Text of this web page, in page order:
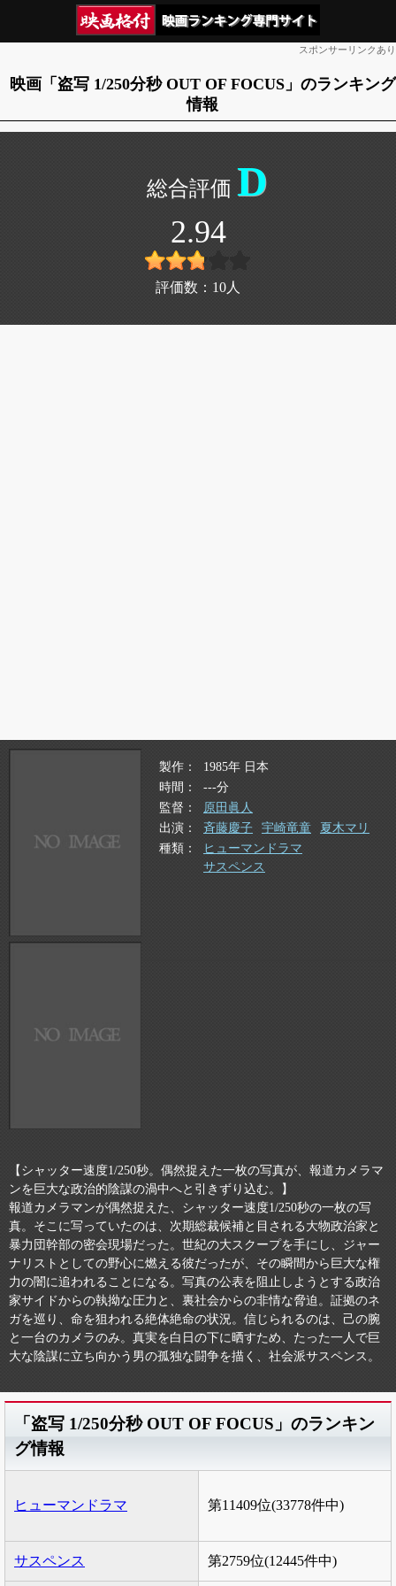
スポンサーリンクあり
映画「盗写 1/250分秒 OUT OF FOCUS」のランキング
情報
D
2.94
評価数： 10 人
製作
1985年 日本
時間
---分
監督
原田眞人
出演
斉藤慶子 宇崎竜童
夏木マリ
種類
ヒューマンドラマ
サスペンス
【シャッター速度1/250秒。偶然捉えた一枚の写真が、報道カメラマ
ンを巨大な政治的陰謀の渦中へと引きずり込む。】
報道カメラマンが偶然捉えた、シャッター速度1/250秒の一枚の写
真。そこに写っていたのは、次期総裁候補と目される大物政治家と
暴力団幹部の密会現場だった。世紀の大スクープを手にし、ジャー
ナリストとしての野心に燃える彼だったが、その瞬間から巨大な権
力の闇に追われることになる。写真の公表を阻止しようとする政治
家サイドからの執拗な圧力と、裏社会からの非情な脅迫。証拠のネ
ガを巡り、命を狙われる絶体絶命の状況。信じられるのは、己の腕
と一台のカメラのみ。真実を白日の下に晒すため、たった一人で巨
大な陰謀に立ち向かう男の孤独な闘争を描く、社会派サスペンス。
「盗写 1/250分秒 OUT OF FOCUS」のランキン
グ情報
ヒューマンドラマ 第11409位(33778件中)
サスペンス 第2759位(12445件中)